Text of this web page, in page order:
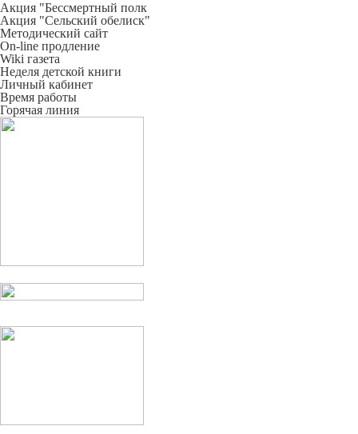
Акция "Бессмертный полк
Акция "Сельский обелиск"
Методический сайт
On-line продление
Wiki газета
Неделя детской книги
Личный кабинет
Время работы
Горячая линия